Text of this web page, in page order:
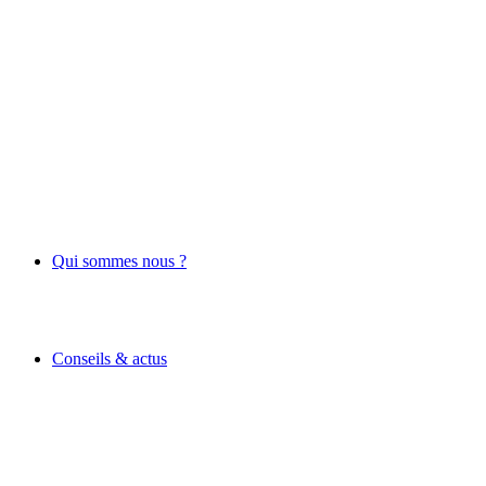
Qui sommes nous ?
Conseils & actus